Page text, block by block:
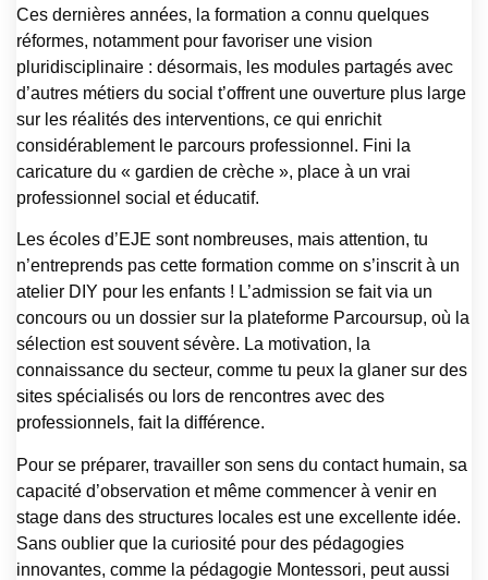
Ces dernières années, la formation a connu quelques
réformes, notamment pour favoriser une vision
pluridisciplinaire : désormais, les modules partagés avec
d’autres métiers du social t’offrent une ouverture plus large
sur les réalités des interventions, ce qui enrichit
considérablement le parcours professionnel. Fini la
caricature du « gardien de crèche », place à un vrai
professionnel social et éducatif.
Les écoles d’EJE sont nombreuses, mais attention, tu
n’entreprends pas cette formation comme on s’inscrit à un
atelier DIY pour les enfants ! L’admission se fait via un
concours ou un dossier sur la plateforme Parcoursup, où la
sélection est souvent sévère. La motivation, la
connaissance du secteur, comme tu peux la glaner sur des
sites spécialisés ou lors de rencontres avec des
professionnels, fait la différence.
Pour se préparer, travailler son sens du contact humain, sa
capacité d’observation et même commencer à venir en
stage dans des structures locales est une excellente idée.
Sans oublier que la curiosité pour des pédagogies
innovantes, comme la pédagogie Montessori, peut aussi